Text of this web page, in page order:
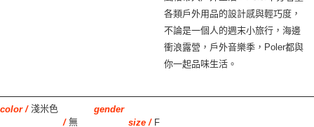
各類戶外用品的設計感與輕巧度，
不論是一個人的週末小旅行，海邊
衝浪露營，戶外音樂季，Poler都與
你一起品味生活。
color / 淺米色
gender
/ 無 size / F